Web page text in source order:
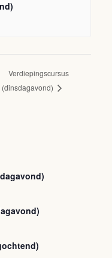
Verdiepingscursus
(dinsdagavond)